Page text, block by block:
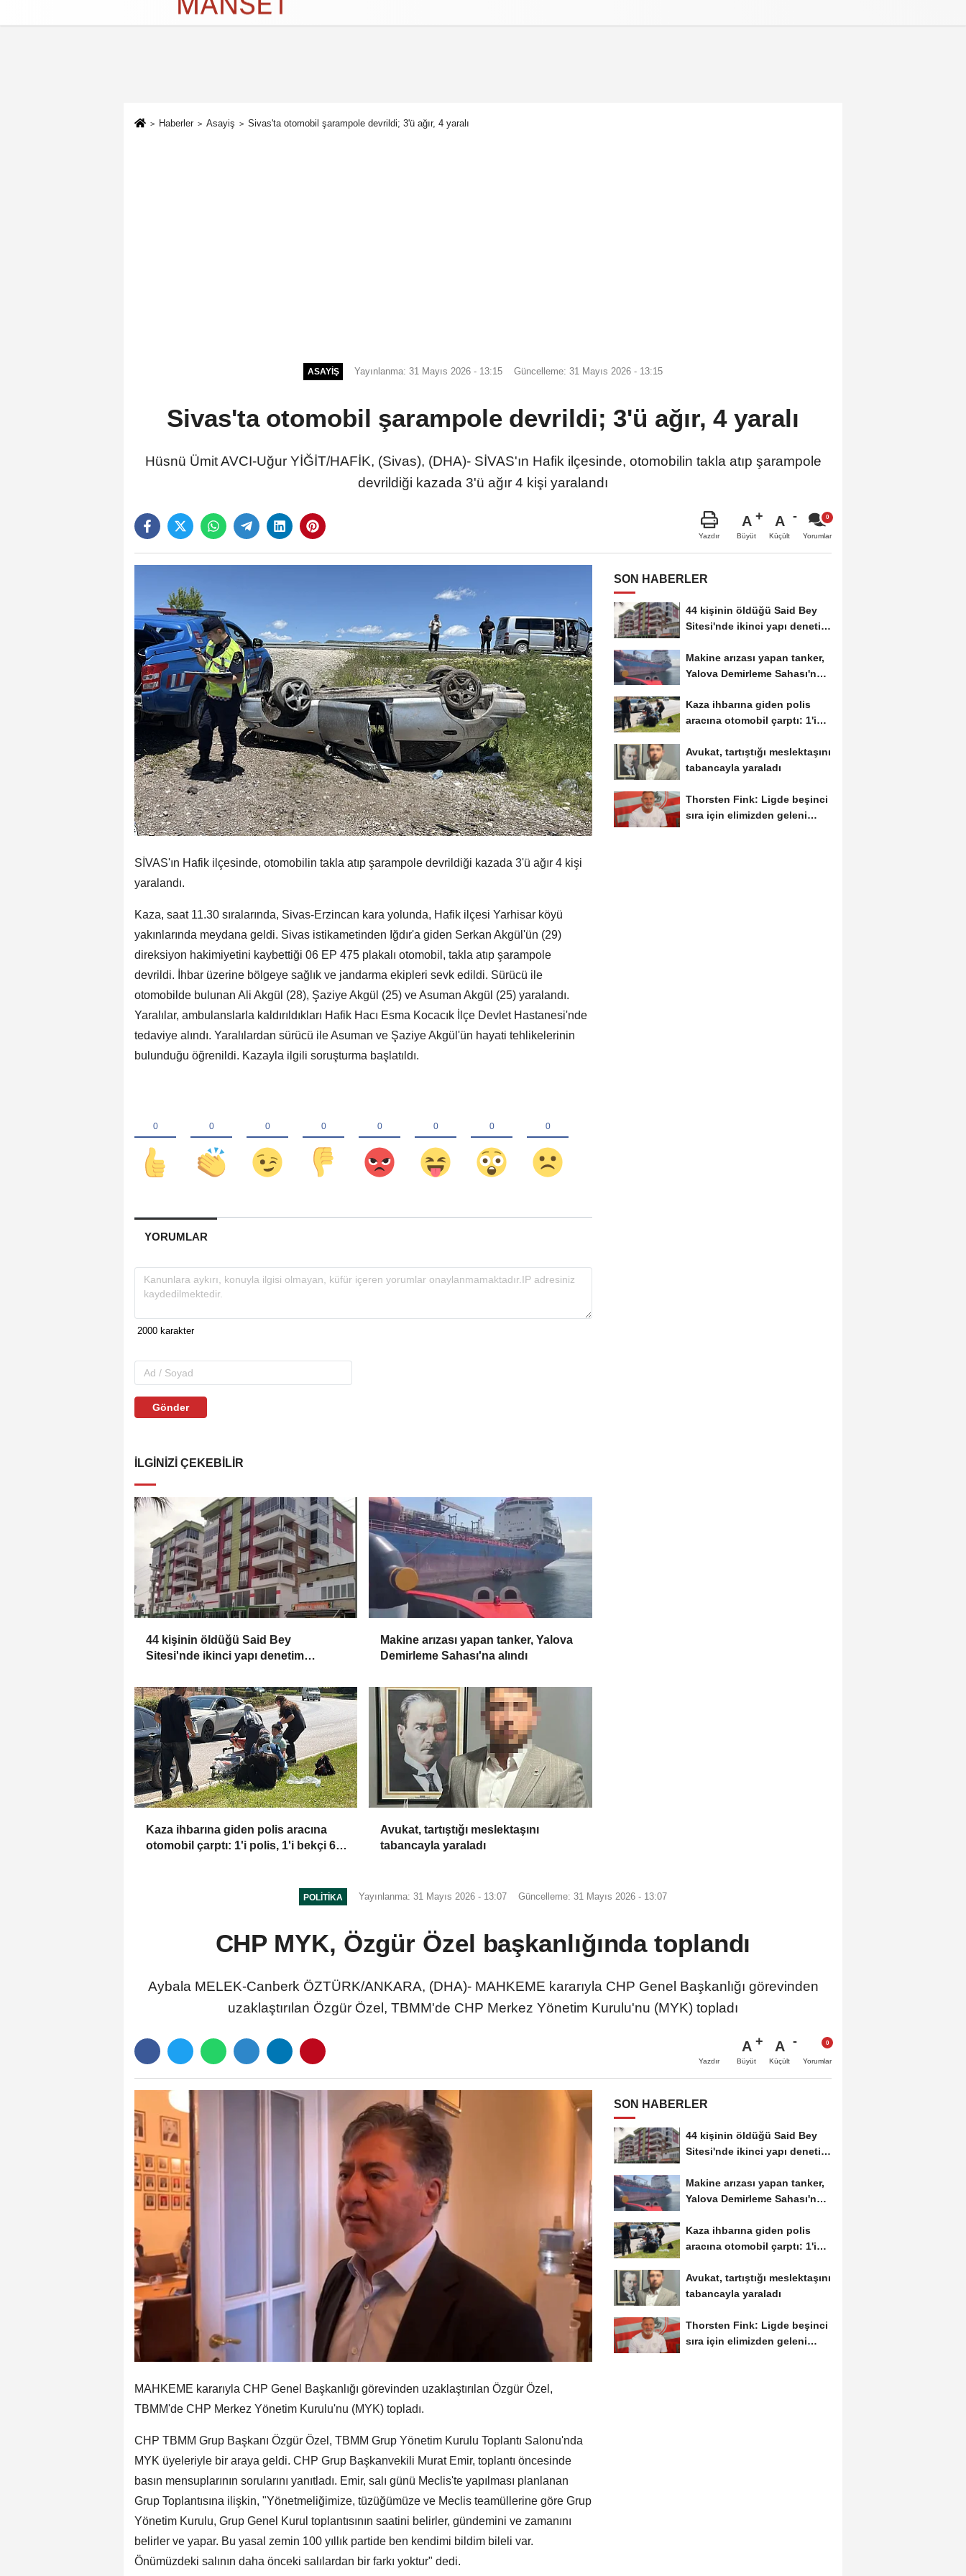
İletişim Çerez Politikası
Haberler Asayiş Sivas'ta otomobil şarampole devrildi; 3'ü ağır, 4 yaralı
ASAYIŞ Yayınlanma: 31 Mayıs 2026 - 13:15 Güncelleme: 31 Mayıs 2026 - 13:15
Sivas'ta otomobil şarampole devrildi; 3'ü ağır, 4 yaralı
Hüsnü Ümit AVCI-Uğur YİĞİT/HAFİK, (Sivas), (DHA)- SİVAS'ın Hafik ilçesinde, otomobilin takla atıp şarampole
devrildiği kazada 3'ü ağır 4 kişi yaralandı
Yazdır
A
Büyüt
A
Küçült Yorumlar
SİVAS'ın Hafik ilçesinde, otomobilin takla atıp şarampole devrildiği kazada 3'ü ağır 4 kişi
yaralandı.
Kaza, saat 11.30 sıralarında, Sivas-Erzincan kara yolunda, Hafik ilçesi Yarhisar köyü
yakınlarında meydana geldi. Sivas istikametinden Iğdır'a giden Serkan Akgül'ün (29)
direksiyon hakimiyetini kaybettiği 06 EP 475 plakalı otomobil, takla atıp şarampole
devrildi. İhbar üzerine bölgeye sağlık ve jandarma ekipleri sevk edildi. Sürücü ile
otomobilde bulunan Ali Akgül (28), Şaziye Akgül (25) ve Asuman Akgül (25) yaralandı.
Yaralılar, ambulanslarla kaldırıldıkları Hafik Hacı Esma Kocacık İlçe Devlet Hastanesi'nde
tedaviye alındı. Yaralılardan sürücü ile Asuman ve Şaziye Akgül'ün hayati tehlikelerinin
bulunduğu öğrenildi. Kazayla ilgili soruşturma başlatıldı.
YORUMLAR
Gönder
İLGINIZI ÇEKEBILIR
44 kişinin öldüğü Said Bey
Sitesi'nde ikinci yapı denetim
Makine arızası yapan tanker, Yalova
Demirleme Sahası'na alındı
Kaza ihbarına giden polis aracına
otomobil çarptı: 1'i polis, 1'i bekçi 6
Avukat, tartıştığı meslektaşını
tabancayla yaraladı
SON HABERLER
44 kişinin öldüğü Said Bey
Sitesi'nde ikinci yapı denetim
Makine arızası yapan tanker,
Yalova Demirleme Sahası'na
Kaza ihbarına giden polis
aracına otomobil çarptı: 1'i
Avukat, tartıştığı meslektaşını
tabancayla yaraladı
Thorsten Fink: Ligde beşinci
sıra için elimizden geleni
POLITIKA Yayınlanma: 31 Mayıs 2026 - 13:07 Güncelleme: 31 Mayıs 2026 - 13:07
CHP MYK, Özgür Özel başkanlığında toplandı
Aybala MELEK-Canberk ÖZTÜRK/ANKARA, (DHA)- MAHKEME kararıyla CHP Genel Başkanlığı görevinden
uzaklaştırılan Özgür Özel, TBMM'de CHP Merkez Yönetim Kurulu'nu (MYK) topladı
Yazdır
A
Büyüt
A
Küçült Yorumlar
MAHKEME kararıyla CHP Genel Başkanlığı görevinden uzaklaştırılan Özgür Özel,
TBMM'de CHP Merkez Yönetim Kurulu'nu (MYK) topladı.
CHP TBMM Grup Başkanı Özgür Özel, TBMM Grup Yönetim Kurulu Toplantı Salonu'nda
MYK üyeleriyle bir araya geldi. CHP Grup Başkanvekili Murat Emir, toplantı öncesinde
basın mensuplarının sorularını yanıtladı. Emir, salı günü Meclis'te yapılması planlanan
Grup Toplantısına ilişkin, "Yönetmeliğimize, tüzüğümüze ve Meclis teamüllerine göre Grup
Yönetim Kurulu, Grup Genel Kurul toplantısının saatini belirler, gündemini ve zamanını
belirler ve yapar. Bu yasal zemin 100 yıllık partide ben kendimi bildim bileli var.
Önümüzdeki salının daha önceki salılardan bir farkı yoktur" dedi.
SON HABERLER
44 kişinin öldüğü Said Bey
Sitesi'nde ikinci yapı denetim
Makine arızası yapan tanker,
Yalova Demirleme Sahası'na
Kaza ihbarına giden polis
aracına otomobil çarptı: 1'i
Avukat, tartıştığı meslektaşını
tabancayla yaraladı
Thorsten Fink: Ligde beşinci
sıra için elimizden geleni